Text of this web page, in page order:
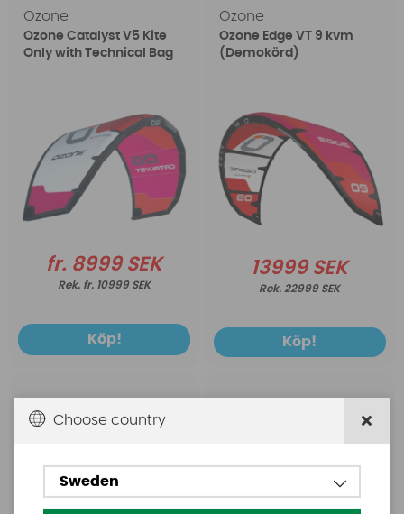
Ozone
Ozone Catalyst V5 Kite
Only with Technical Bag
fr. 8999 SEK
fr. 10999 SEK
Köp!
Ozone
Ozone Edge VT 9 kvm
(Demokörd)
13999 SEK
22999 SEK
Köp!
Ozone Edge VT Kite only
Ozone EDGE VT Ultra-X
Kite only with Technical
Choose country
Sweden